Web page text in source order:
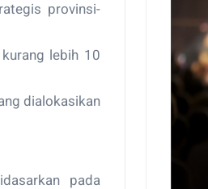
provinsi-
lebih 10
dialokasikan
pada